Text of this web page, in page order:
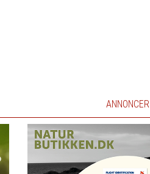
ANNONCER